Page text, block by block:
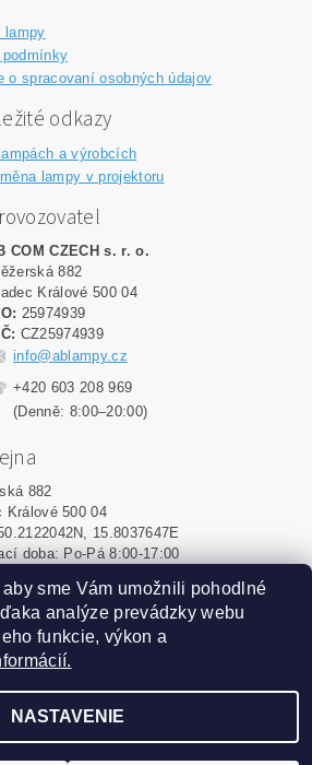
lampy
o spracovaní osobných údajov
odkazy
a výrobcích
lampy v projektoru
COM CZECH s. r. o.
882
Králové 500 04
25974939
CZ25974939
info@ablampy.cz
+420 603 208 969
(Denně: 8:00–20:00)
882
Králové 500 04
15.8037647E
doba: Po-Pá 8:00-17:00
MôjPrvýEshop.sk
Vytvoril Shoptet
sme Vám umožnili pohodlné
analýze prevádzky webu
funkcie, výkon a
NASTAVENIE